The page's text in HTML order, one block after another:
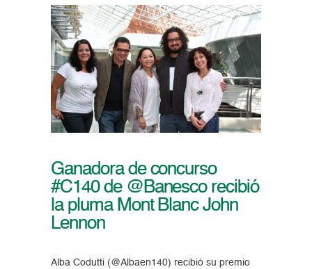
Ganadora de concurso
#C140 de @Banesco recibió
la pluma Mont Blanc John
Lennon
Alba Codutti (@Albaen140) recibió su premio